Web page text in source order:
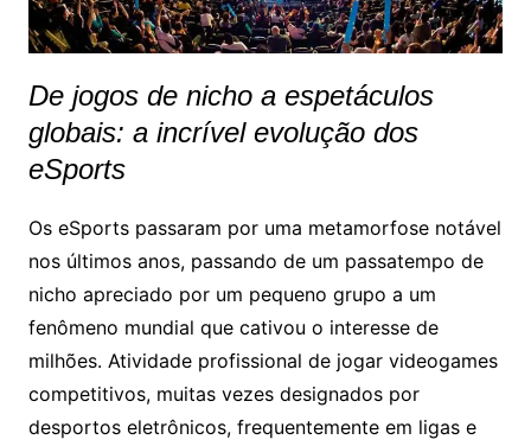
De jogos de nicho a espetáculos
globais: a incrível evolução dos
eSports
Os eSports passaram por uma metamorfose notável
nos últimos anos, passando de um passatempo de
nicho apreciado por um pequeno grupo a um
fenômeno mundial que cativou o interesse de
milhões. Atividade profissional de jogar videogames
competitivos, muitas vezes designados por
desportos eletrônicos, frequentemente em ligas e